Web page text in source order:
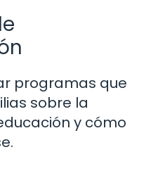
programas que
sobre la
y cómo